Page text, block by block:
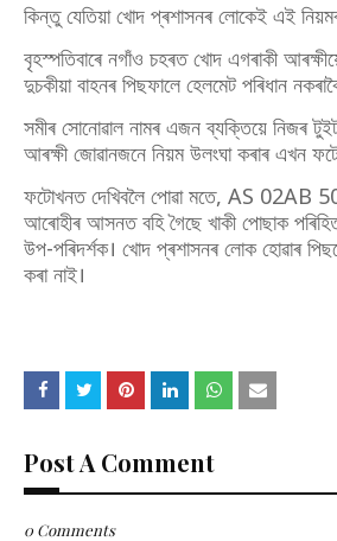
কিন্তু যেতিয়া খোদ প্ৰশাসনৰ লোকেই এই
বৃহস্পতিবাৰে নগাঁও চহৰত খোদ এগৰাকী
দুচকীয়া বাহনৰ পিছফালে হেলমেট পৰিধান
সমীৰ সোনোৱাল নামৰ এজন ব্যক্তিয়ে নিজৰ
আৰক্ষী জোৱানজনে নিয়ম উলংঘা কৰাৰ এখন
ফটোখনত দেখিবলৈ পোৱা মতে, AS 02AB
আৰোহীৰ আসনত বহি গৈছে খাকী পোছাক
উপ-পৰিদৰ্শক। খোদ প্ৰশাসনৰ লোক হোৱাৰ
কৰা নাই।
Post A Comment
0 Comments